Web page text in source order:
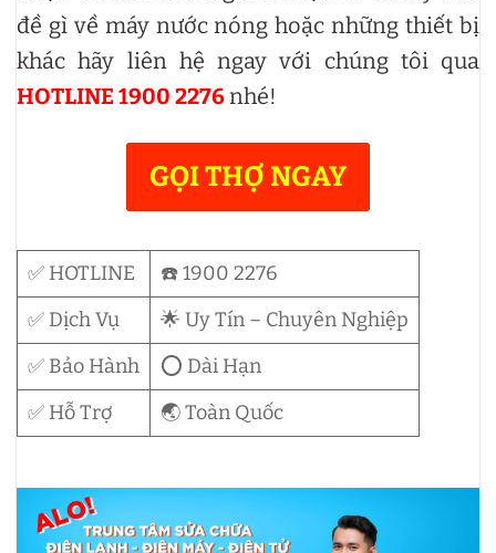
đề gì về máy nước nóng hoặc những thiết bị
khác hãy liên hệ ngay với chúng tôi qua
HOTLINE 1900 2276nhé!
GỌI THỢ NGAY
✅ HOTLINE
☎️ 1900 2276
✅ Dịch Vụ
🌟 Uy Tín – Chuyên Nghiệp
✅ Bảo Hành
⭕ Dài Hạn
✅ Hỗ Trợ
🌏 Toàn Quốc